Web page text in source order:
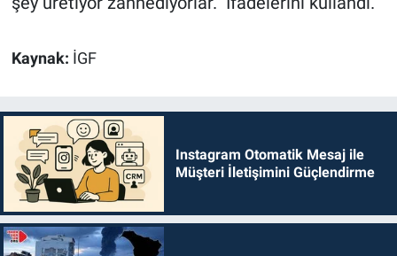
Kaynak: İGF
Instagram Otomatik Mesaj ile
Müşteri İletişimini Güçlendirme